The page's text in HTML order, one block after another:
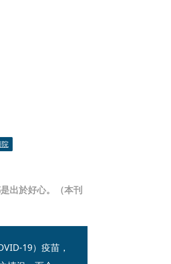
出於好心。（本刊
19）疫苗，